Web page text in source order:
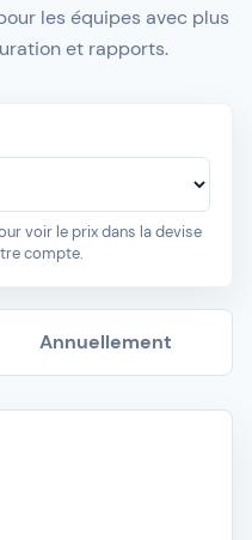
les équipes avec plus
et rapports.
voir le prix dans la devise
compte.
Annuellement